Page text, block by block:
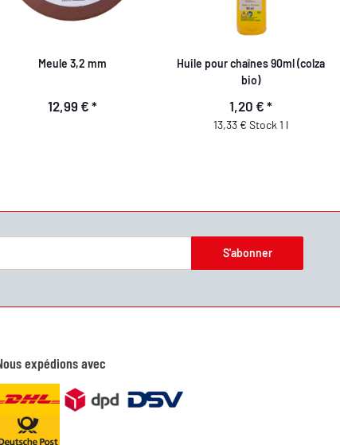
Meule 3,2 mm
12,99 € *
Huile pour chaînes 90ml (colza
bio)
1,20 € *
13,33 € Stock 1 l
S'abonner
expédions avec